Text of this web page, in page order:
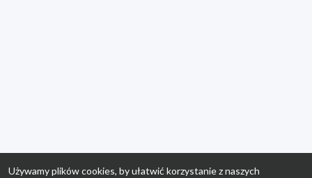
Używamy plików cookies, by ułatwić korzystanie z naszych